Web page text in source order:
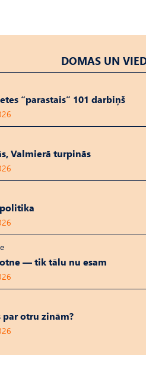
DOMAS UN
“parastais” 101 darbiņš
Valmierā turpinās
— tik tālu nu esam
par otru zinām?